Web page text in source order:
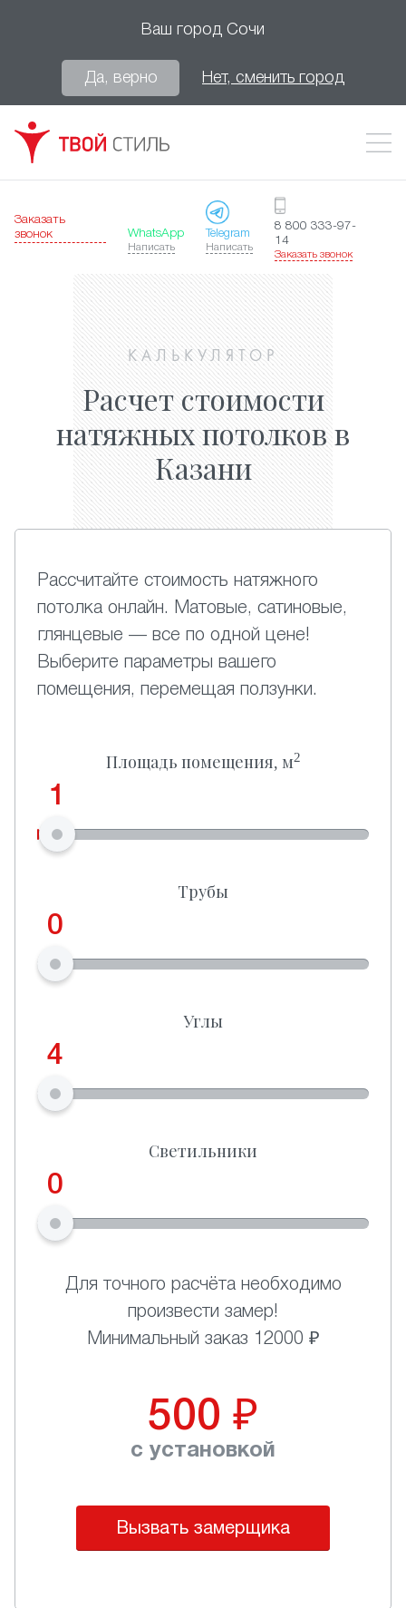
Ваш город Сочи
Да, верно Нет, сменить город
Заказать
звонок
WhatsApp
Написать
Telegram
Написать
8 800 333-97-
14
Заказать звонок
КАЛЬКУЛЯТОР
Расчет стоимости
натяжных потолков в
Казани
Рассчитайте стоимость натяжного
потолка онлайн. Матовые, сатиновые,
глянцевые — все по одной цене!
Выберите параметры вашего
помещения, перемещая ползунки.
Площадь помещения, м2
1
Трубы
0
Углы
4
Светильники
0
Для точного расчёта необходимо
произвести замер!
Минимальный заказ 12000 ₽
500 ₽
с установкой
Вызвать замерщика